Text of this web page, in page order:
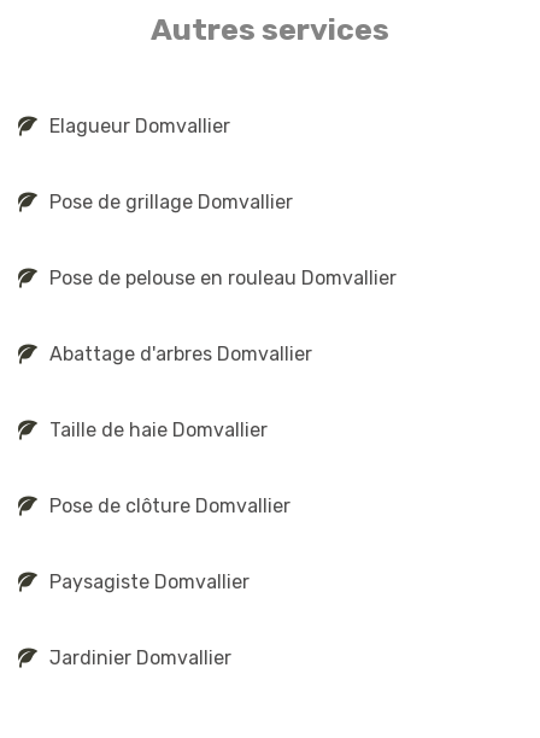
Autres services
Elagueur Domvallier
Pose de grillage Domvallier
Pose de pelouse en rouleau Domvallier
Abattage d'arbres Domvallier
Taille de haie Domvallier
Pose de clôture Domvallier
Paysagiste Domvallier
Jardinier Domvallier